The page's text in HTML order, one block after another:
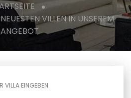
VILLEN IN UNSEREM
ANGEBOT
VILLA EINGEBEN